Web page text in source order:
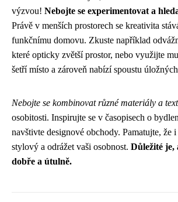
výzvou! Nebojte se experimentovat a
Právě v menších prostorech se kreativita
funkčnímu domovu. Zkuste například
které opticky zvětší prostor, nebo využijte
šetří místo a zároveň nabízí spoustu
Nebojte se kombinovat různé materiály a
osobitosti. Inspirujte se v časopisech o
navštivte designové obchody. Pamatujte, že
stylový a odrážet vaši osobnost. Důležité je,
dobře a útulně.